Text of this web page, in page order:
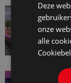
3
Deze
onze
alle